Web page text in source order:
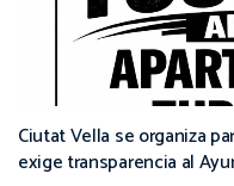
Ciutat Vella se organiza
exige transparencia al